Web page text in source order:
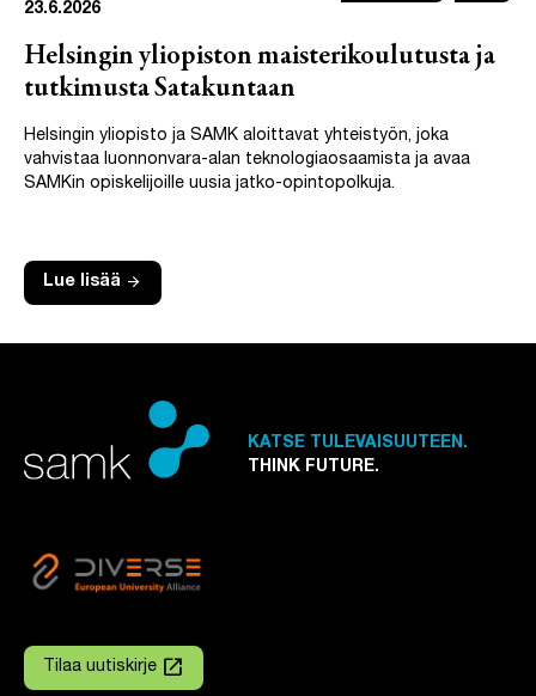
23.6.2026
Helsingin yliopiston maisterikoulutusta ja
tutkimusta Satakuntaan
Helsingin yliopisto ja SAMK aloittavat yhteistyön, joka
vahvistaa luonnonvara-alan teknologiaosaamista ja avaa
SAMKin opiskelijoille uusia jatko-opintopolkuja.
Lue lisää arrow_forward
KATSE TULEVAISUUTEEN.
THINK FUTURE.
Tilaa uutiskirje
Linkki avautuu uuteen välilehteen
launch